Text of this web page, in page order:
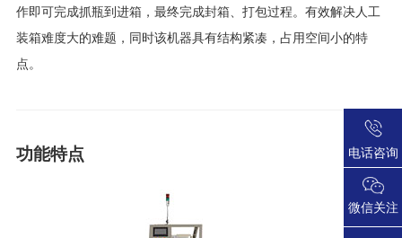
作即可完成抓瓶到进箱，最终完成封箱、打包过程。有效解决人工
装箱难度大的难题，同时该机器具有结构紧凑，占用空间小的特
点。
功能特点 电话咨询
微信关注